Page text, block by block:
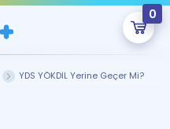
0
YDS YÖKDİL Yerine Geçer Mi?